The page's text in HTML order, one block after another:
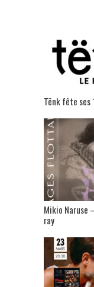
Tënk fête ses
Mikio Naruse
ray